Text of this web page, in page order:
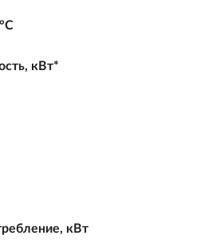
кВт*
кВт